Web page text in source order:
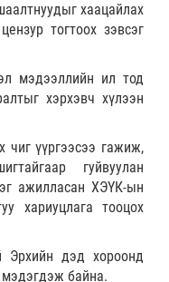
хаацайлах
тогтоох зэвсэг
мэдээллийн ил тод
хэрхэвч хүлээн
чиг үүргээсээ гажиж,
гуйвуулан
ажилласан ХЭҮК-ын
хариуцлага тооцох
дэд хороонд
мэдэгдэж байна.